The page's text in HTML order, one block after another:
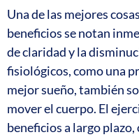
Una de las mejores
beneficios se notan
de claridad y la
fisiológicos, como una
mejor sueño, también
mover el cuerpo. El
beneficios a largo